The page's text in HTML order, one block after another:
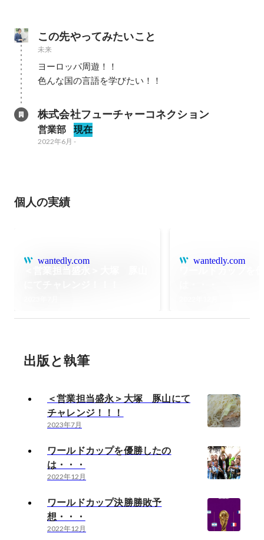
この先やってみたいこと
未来
ヨーロッパ周遊！！
色んな国の言語を学びたい！！
株式会社フューチャーコネクション
営業部 現在
2022年6月 -
個人の実績
wantedly.com wantedly.com
出版と執筆
＜営業担当盛永＞大塚 豚山にて
チャレンジ！！！
2023年7月
ワールドカップを優勝したの
は・・・
2022年12月
ワールドカップ決勝勝敗予
想・・・
2022年12月